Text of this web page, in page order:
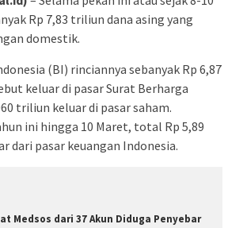
Rp 7,83 triliun dana asing yang
domestik.
(BI) rinciannya sebanyak Rp 6,87
keluar di pasar Surat Berharga
triliun keluar di pasar saham.
ini hingga 10 Maret, total Rp 5,89
dari pasar keuangan Indonesia.
Medsos dari 37 Akun Diduga Penyebar